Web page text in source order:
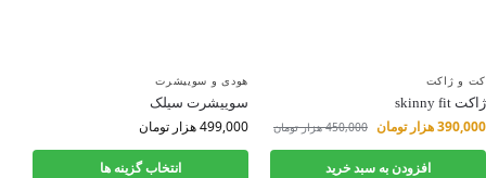
کت و ژاکت
ژاکت skinny fit
450,000 هزار تومان 390,000هزار تومان
افزودن به سبد خرید
هودی و سوییشرت
سوییشرت سیلک
499,000هزار تومان
انتخاب گزینه ها